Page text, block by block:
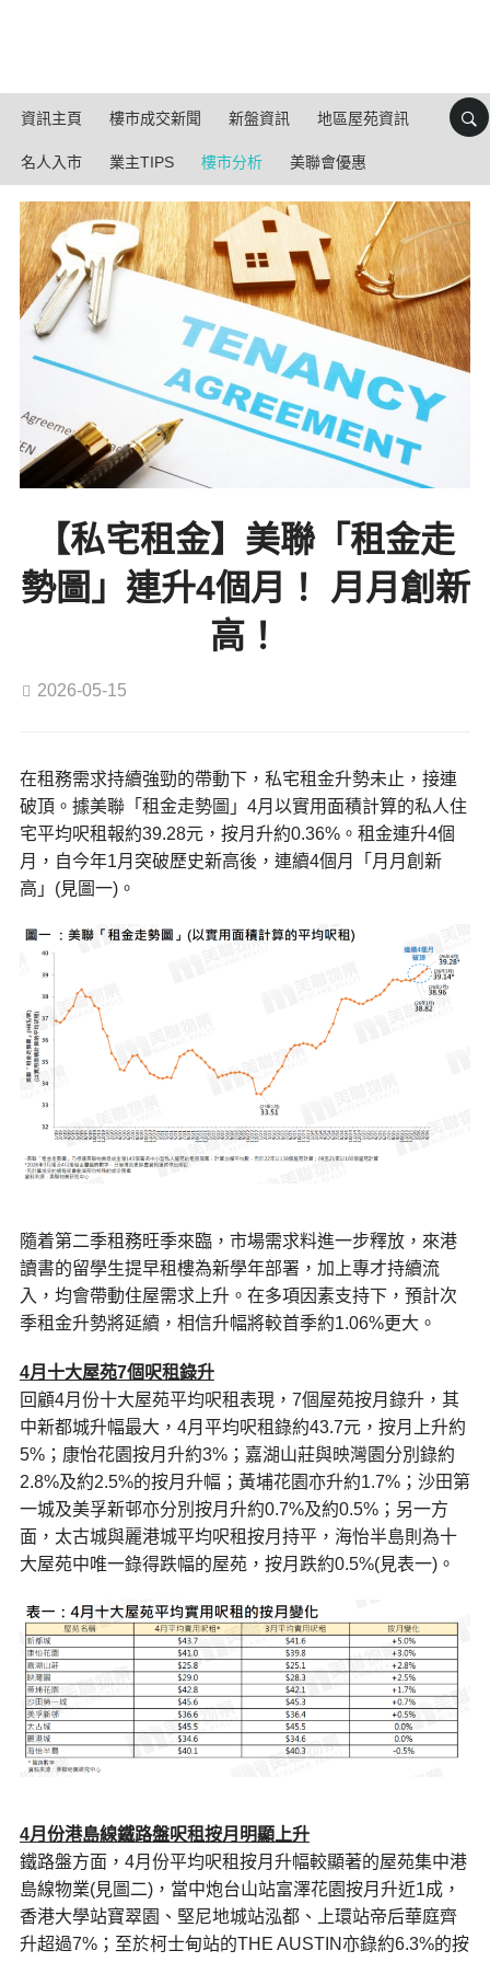
資訊主頁 樓市成交新聞 新盤資訊 地區屋苑資訊
名人入市 業主TIPS 樓市分析 美聯會優惠
【私宅租金】美聯「租金走
勢圖」連升4個月！ 月月創新
高！
2026-05-15
在租務需求持續強勁的帶動下，私宅租金升勢未止，接連
破頂。據美聯「租金走勢圖」4月以實用面積計算的私人住
宅平均呎租報約39.28元，按月升約0.36%。租金連升4個
月，自今年1月突破歷史新高後，連續4個月「月月創新
高」(見圖一)。
隨着第二季租務旺季來臨，市場需求料進一步釋放，來港
讀書的留學生提早租樓為新學年部署，加上專才持續流
入，均會帶動住屋需求上升。在多項因素支持下，預計次
季租金升勢將延續，相信升幅將較首季約1.06%更大。
4月十大屋苑7個呎租錄升
回顧4月份十大屋苑平均呎租表現，7個屋苑按月錄升，其
中新都城升幅最大，4月平均呎租錄約43.7元，按月上升約
5%；康怡花園按月升約3%；嘉湖山莊與映灣園分別錄約
2.8%及約2.5%的按月升幅；黃埔花園亦升約1.7%；沙田第
一城及美孚新邨亦分別按月升約0.7%及約0.5%；另一方
面，太古城與麗港城平均呎租按月持平，海怡半島則為十
大屋苑中唯一錄得跌幅的屋苑，按月跌約0.5%(見表一)。
4月份港島線鐵路盤呎租按月明顯上升
鐵路盤方面，4月份平均呎租按月升幅較顯著的屋苑集中港
島線物業(見圖二)，當中炮台山站富澤花園按月升近1成，
香港大學站寶翠園、堅尼地城站泓都、上環站帝后華庭齊
升超過7%；至於柯士甸站的THE AUSTIN亦錄約6.3%的按